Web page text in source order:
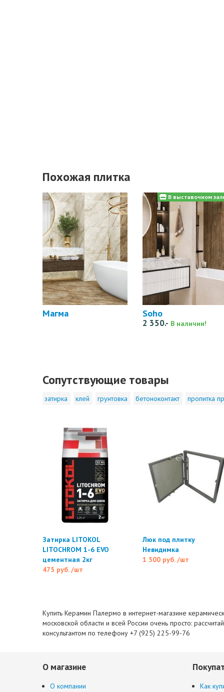
Похожая плитка
Магма Soho
2 350.- В наличии!
В выставочном
Сопутствующие товары
затирка клей грунтовка бетоноконтакт пропитка
Затирка LITOKOL
LITOCHROM 1-6 EVO
цементная 2кг
475 руб. /шт
Люк под плитку
Невидимка
1 500 руб. /шт
Купить Керамин Палермо в интернет-магазине
московской области и всей России очень просто:
консультантом по телефону +7 (925) 225-99-76
О магазине
О компании
Как